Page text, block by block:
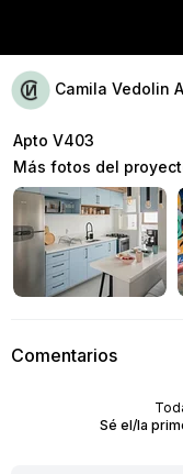
Camila Vedolin
Apto V403
Más fotos del
Comentarios
Sé el/la